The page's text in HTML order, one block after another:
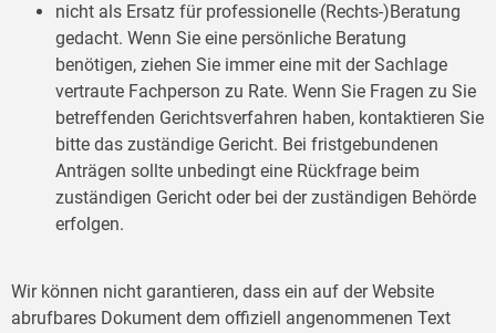
nicht als Ersatz für professionelle (Rechts-)Beratung
gedacht. Wenn Sie eine persönliche Beratung
benötigen, ziehen Sie immer eine mit der Sachlage
vertraute Fachperson zu Rate. Wenn Sie Fragen zu Sie
betreffenden Gerichtsverfahren haben, kontaktieren Sie
bitte das zuständige Gericht. Bei fristgebundenen
Anträgen sollte unbedingt eine Rückfrage beim
zuständigen Gericht oder bei der zuständigen Behörde
erfolgen.
Wir können nicht garantieren, dass ein auf der Website
abrufbares Dokument dem offiziell angenommenen Text